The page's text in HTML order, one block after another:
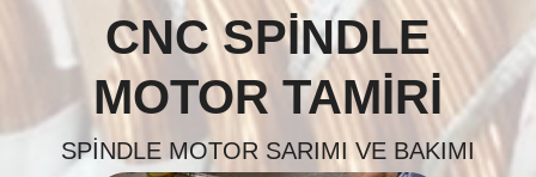
CNC SPINDLE
MOTOR TAMIRI
SPINDLE MOTOR SARIMI VE BAKIMI